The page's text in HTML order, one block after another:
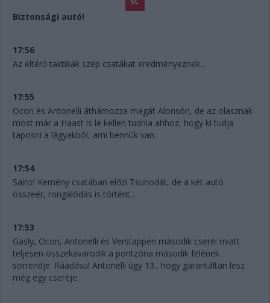
Biztonsági autó!
17:56
Az eltérő taktikák szép csatákat eredményeznek...
17:55
Ocon és Antonelli áthámozza magát Alonsón, de az olasznak
most már a Haast is le kellen tudnia ahhoz, hogy ki tudja
taposni a lágyakból, ami bennük van.
17:54
Sainz! Kemény csatában előzi Tsunodát, de a két autó
összeér, rongálódás is történt...
17:53
Gasly, Ocon, Antonelli és Verstappen második cseréi miatt
teljesen összekavarodik a pontzóna második felének
sorrendje. Ráadásul Antonelli úgy 13., hogy garantáltan lesz
még egy cseréje.